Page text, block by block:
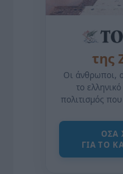
της
Οι άνθρωποι,
το
πολιτισμός
ΌΣΑ
ΓΙΑ ΤΟ